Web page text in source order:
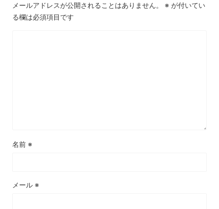
メールアドレスが公開されることはありません。 ※ が付いてい
る欄は必須項目です
名前 ※
メール ※